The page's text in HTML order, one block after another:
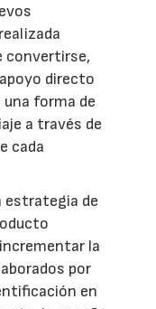
convertirse,
directo
forma de
a través de
cada
estrategia de
la
por
en